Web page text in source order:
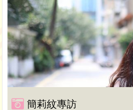
簡莉紋專訪